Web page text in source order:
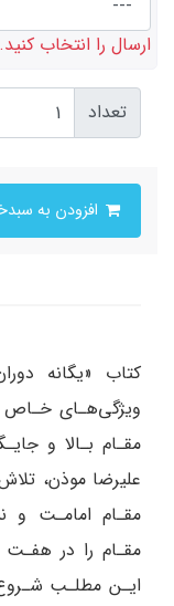
ارسال را انتخاب کنید.
تعداد
کتاب «یگانه
ویژگی‌هـای خـاص
مقـام بـالا و
علیرضا موذن،
مقـام امامـت و
مقـام را در
ایـن مطلـب